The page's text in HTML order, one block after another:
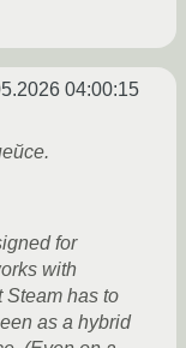
04:00:15
for
with
Steam has to
as a hybrid